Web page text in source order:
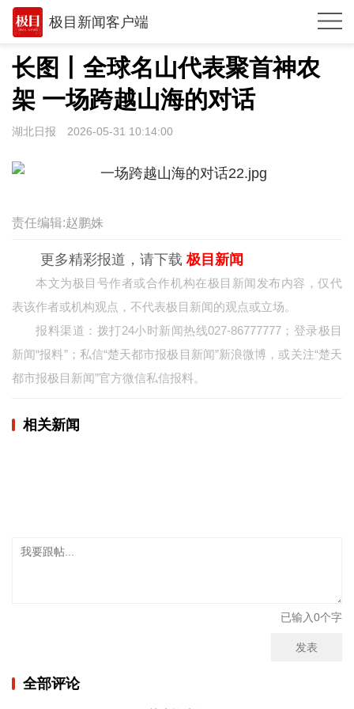
极目新闻客户端
推荐
观点
时政
世相
环球
专题
经济
城建
科教
汽车
文化
长图丨全球名山代表聚首神农
架 一场跨越山海的对话
湖北日报 2026-05-31 10:14:00
责任编辑:赵鹏姝
更多精彩报道，请下载极目新闻
本文为极目号作者或合作机构在极目新闻发布内容，仅代
表该作者或机构观点，不代表极目新闻的观点或立场。
报料渠道：拨打24小时新闻热线027-86777777；登录极目
新闻“报料”；私信“楚天都市报极目新闻”新浪微博，或关注“楚天
都市报极目新闻”官方微信私信报料。
相关新闻
已输入0个字
发表
全部评论